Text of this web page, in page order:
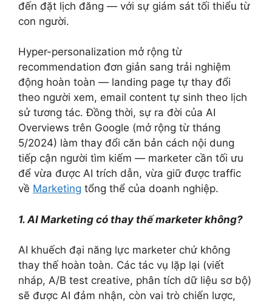
đến đặt lịch đăng — với sự giám sát tối thiểu từ
con người.
Hyper-personalization mở rộng từ
recommendation đơn giản sang trải nghiệm
động hoàn toàn — landing page tự thay đổi
theo người xem, email content tự sinh theo lịch
sử tương tác. Đồng thời, sự ra đời của AI
Overviews trên Google (mở rộng từ tháng
5/2024) làm thay đổi căn bản cách nội dung
tiếp cận người tìm kiếm — marketer cần tối ưu
để vừa được AI trích dẫn, vừa giữ được traffic
về Marketing tổng thể của doanh nghiệp.
1. AI Marketing có thay thế marketer không?
AI khuếch đại năng lực marketer chứ không
thay thế hoàn toàn. Các tác vụ lặp lại (viết
nháp, A/B test creative, phân tích dữ liệu sơ bộ)
sẽ được AI đảm nhận, còn vai trò chiến lược,